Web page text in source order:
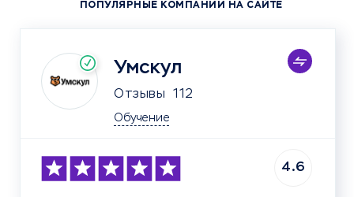
ПОПУЛЯРНЫЕ КОМПАНИИ НА САЙТЕ
Умскул
Отзывы 112
Обучение
4.6